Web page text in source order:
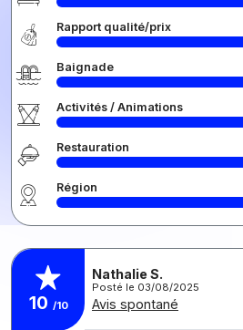
Rapport qualité/prix
Baignade
Activités / Animations
Restauration
Région
10 /10
Nathalie S.
Posté le 03/08/2025
Avis spontané